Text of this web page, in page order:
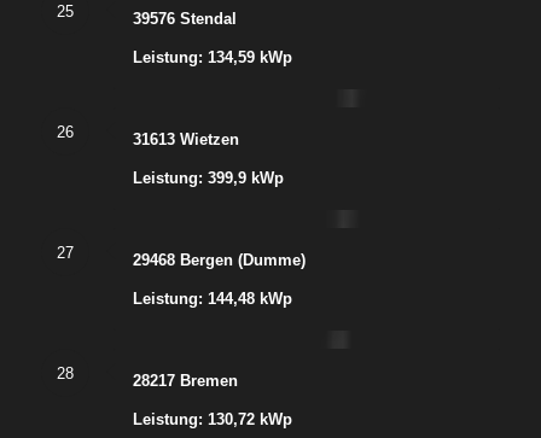
25 39576 Stendal
Leistung: 134,59 kWp
26 31613 Wietzen
Leistung: 399,9 kWp
27 29468 Bergen (Dumme)
Leistung: 144,48 kWp
28 28217 Bremen
Leistung: 130,72 kWp